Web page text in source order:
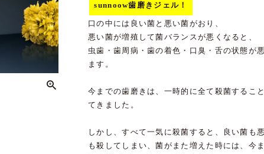
sunnoow歯磨きジェル！
口の中には良い菌と悪い菌がおり、
悪い菌が増殖して菌バランスが悪くなると、
虫歯・歯周病・歯の着色・口臭・舌の状態が
ます。
今までの歯磨きは、一時的に全て殺菌するこ
てきました。
しかし、すべて一気に殺菌すると、良い菌も
も殺してしまい、菌がまた増えた時には、今